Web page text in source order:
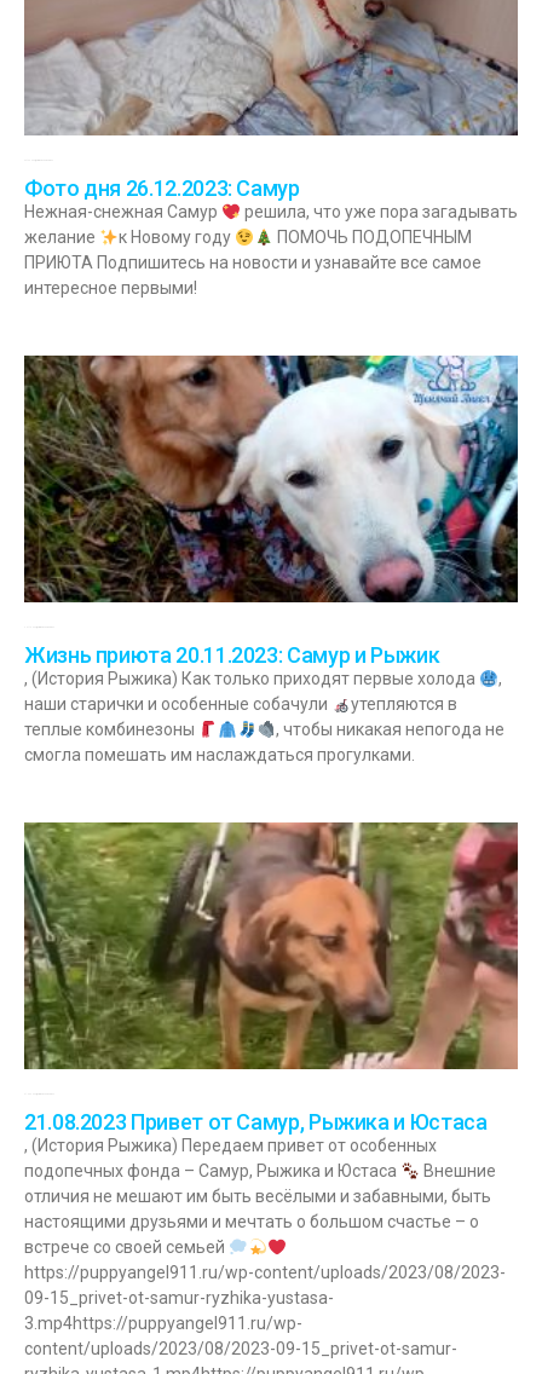
Фото дня 26.12.2023: Самур
Нежная-снежная Самур
решила, что уже пора загадывать
желание
к Новому году
ПОМОЧЬ ПОДОПЕЧНЫМ
ПРИЮТА Подпишитесь на новости и узнавайте все самое
интересное первыми!
Жизнь приюта 20.11.2023: Самур и Рыжик
, (История Рыжика) Как только приходят первые холода
,
наши старички и особенные собачули
утепляются в
теплые комбинезоны
, чтобы никакая непогода не
смогла помешать им наслаждаться прогулками.
21.08.2023 Привет от Самур, Рыжика и Юстаса
, (История Рыжика) Передаем привет от особенных
подопечных фонда – Самур, Рыжика и Юстаса
Внешние
отличия не мешают им быть весёлыми и забавными, быть
настоящими друзьями и мечтать о большом счастье – о
встрече со своей семьей
https://puppyangel911.ru/wp-content/uploads/2023/08/2023-
09-15_privet-ot-samur-ryzhika-yustasa-
3.mp4https://puppyangel911.ru/wp-
content/uploads/2023/08/2023-09-15_privet-ot-samur-